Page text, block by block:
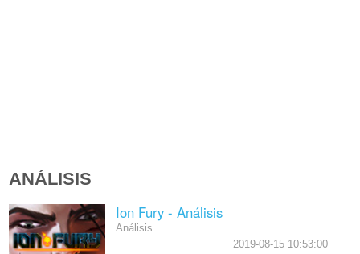
ANÁLISIS
Ion Fury - Análisis
Análisis
2019-08-15 10:53:00